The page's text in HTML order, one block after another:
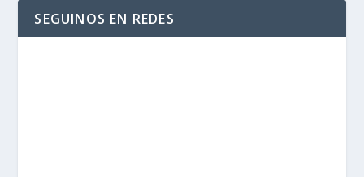
SEGUINOS EN REDES